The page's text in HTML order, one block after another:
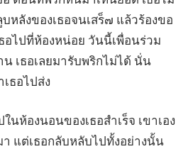
หลังของเธอจนเสร็๗ แล้วร้องขอ
อไปที่ห้องหน่อย วันนี้เพื่อนร่วม
เธอเลยมารับพริกไม่ได้ นั่น
ธอไปส่ง
นห้องนอนของเธอสำเร็จ เขาเอง
แต่เธอกลับหลับไปทั้งอย่างนั้น